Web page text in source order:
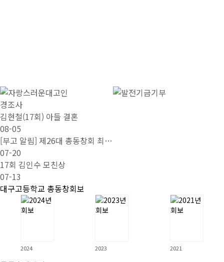
경조사
김현철(17회) 아들 결혼
08-05
[부고 알림] 제26대 총동창회 최…
07-20
17회 김인수 모친상
07-13
대구고등학교 총동창회보
2024 2023 2021